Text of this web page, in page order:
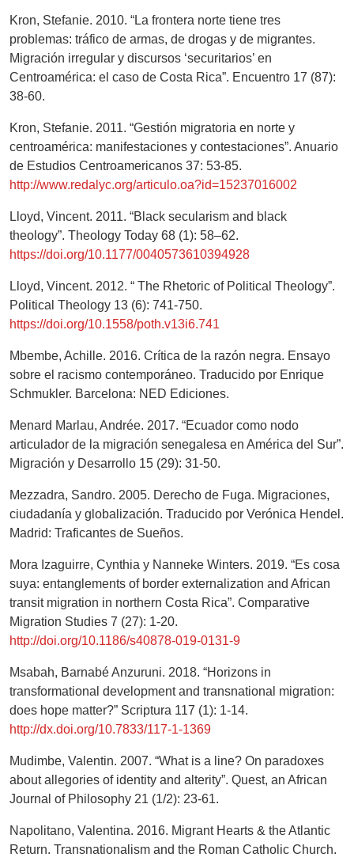
Kron, Stefanie. 2010. “La frontera norte tiene tres
problemas: tráfico de armas, de drogas y de migrantes.
Migración irregular y discursos ‘securitarios’ en
Centroamérica: el caso de Costa Rica”. Encuentro 17 (87):
38-60.
Kron, Stefanie. 2011. “Gestión migratoria en norte y
centroamérica: manifestaciones y contestaciones”. Anuario
de Estudios Centroamericanos 37: 53-85.
http://www.redalyc.org/articulo.oa?id=15237016002
Lloyd, Vincent. 2011. “Black secularism and black
theology”. Theology Today 68 (1): 58–62.
https://doi.org/10.1177/0040573610394928
Lloyd, Vincent. 2012. “ The Rhetoric of Political Theology”.
Political Theology 13 (6): 741-750.
https://doi.org/10.1558/poth.v13i6.741
Mbembe, Achille. 2016. Crítica de la razón negra. Ensayo
sobre el racismo contemporáneo. Traducido por Enrique
Schmukler. Barcelona: NED Ediciones.
Menard Marlau, Andrée. 2017. “Ecuador como nodo
articulador de la migración senegalesa en América del Sur”.
Migración y Desarrollo 15 (29): 31-50.
Mezzadra, Sandro. 2005. Derecho de Fuga. Migraciones,
ciudadanía y globalización. Traducido por Verónica Hendel.
Madrid: Traficantes de Sueños.
Mora Izaguirre, Cynthia y Nanneke Winters. 2019. “Es cosa
suya: entanglements of border externalization and African
transit migration in northern Costa Rica”. Comparative
Migration Studies 7 (27): 1-20.
http://doi.org/10.1186/s40878-019-0131-9
Msabah, Barnabé Anzuruni. 2018. “Horizons in
transformational development and transnational migration:
does hope matter?” Scriptura 117 (1): 1-14.
http://dx.doi.org/10.7833/117-1-1369
Mudimbe, Valentin. 2007. “What is a line? On paradoxes
about allegories of identity and alterity”. Quest, an African
Journal of Philosophy 21 (1/2): 23-61.
Napolitano, Valentina. 2016. Migrant Hearts & the Atlantic
Return. Transnationalism and the Roman Catholic Church.